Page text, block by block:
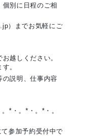
別に日程のご相
）までお気軽にご
越しください。
。
の説明、仕事内容
*・。*・。*・。
参加予約受付中で